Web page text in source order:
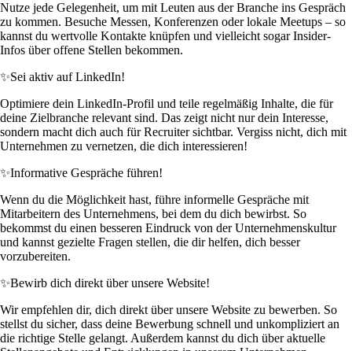
Nutze jede Gelegenheit, um mit Leuten aus der Branche ins Gespräch
zu kommen. Besuche Messen, Konferenzen oder lokale Meetups – so
kannst du wertvolle Kontakte knüpfen und vielleicht sogar Insider-
Infos über offene Stellen bekommen.
✨Sei aktiv auf LinkedIn!
Optimiere dein LinkedIn-Profil und teile regelmäßig Inhalte, die für
deine Zielbranche relevant sind. Das zeigt nicht nur dein Interesse,
sondern macht dich auch für Recruiter sichtbar. Vergiss nicht, dich mit
Unternehmen zu vernetzen, die dich interessieren!
✨Informative Gespräche führen!
Wenn du die Möglichkeit hast, führe informelle Gespräche mit
Mitarbeitern des Unternehmens, bei dem du dich bewirbst. So
bekommst du einen besseren Eindruck von der Unternehmenskultur
und kannst gezielte Fragen stellen, die dir helfen, dich besser
vorzubereiten.
✨Bewirb dich direkt über unsere Website!
Wir empfehlen dir, dich direkt über unsere Website zu bewerben. So
stellst du sicher, dass deine Bewerbung schnell und unkompliziert an
die richtige Stelle gelangt. Außerdem kannst du dich über aktuelle